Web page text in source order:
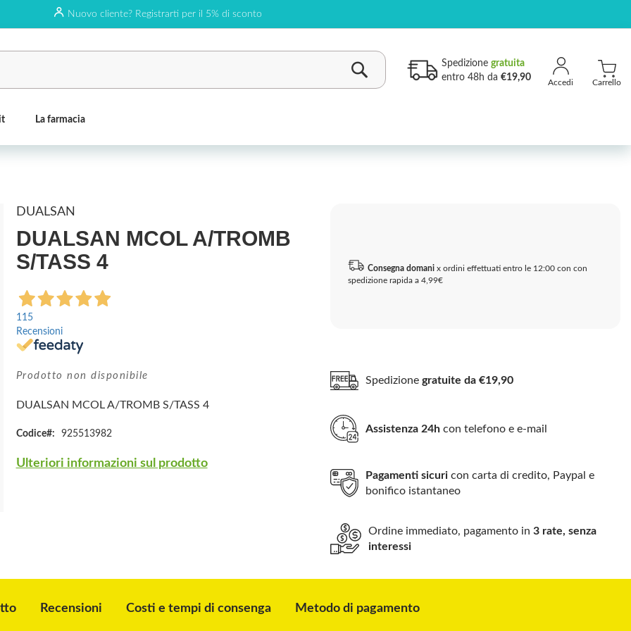
Nuovo cliente? Registrarti per il 5% di sconto
Carrello
Spedizione gratuita
entro 48h da €19,90
La farmacia
DUALSAN
DUALSAN MCOL A/TROMB
S/TASS 4
115
Recensioni
Prodotto non disponibile
DUALSAN MCOL A/TROMB S/TASS 4
Codice 925513982
Ulteriori informazioni sul prodotto
Consegna domani x ordini effettuati entro le 12:00 con con
spedizione rapida a 4,99€
Spedizionegratuite da €19,90
Assistenza 24h con telefono e e-mail
Pagamenti sicuri con carta di credito, Paypal e
bonifico istantaneo
Ordine immediato, pagamento in3 rate, senza
interessi
Recensioni Costi e tempi di consenga Metodo di pagamento